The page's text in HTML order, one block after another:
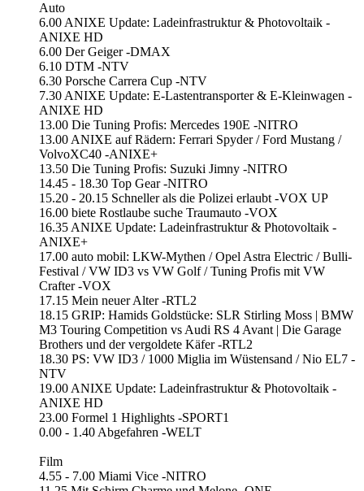
Auto
6.00 ANIXE Update: Ladeinfrastruktur & Photovoltaik -
ANIXE HD
6.00 Der Geiger -DMAX
6.10 DTM -NTV
6.30 Porsche Carrera Cup -NTV
7.30 ANIXE Update: E-Lastentransporter & E-Kleinwagen -
ANIXE HD
13.00 Die Tuning Profis: Mercedes 190E -NITRO
13.00 ANIXE auf Rädern: Ferrari Spyder / Ford Mustang /
VolvoXC40 -ANIXE+
13.50 Die Tuning Profis: Suzuki Jimny -NITRO
14.45 - 18.30 Top Gear -NITRO
15.20 - 20.15 Schneller als die Polizei erlaubt -VOX UP
16.00 biete Rostlaube suche Traumauto -VOX
16.35 ANIXE Update: Ladeinfrastruktur & Photovoltaik -
ANIXE+
17.00 auto mobil: LKW-Mythen / Opel Astra Electric / Bulli-
Festival / VW ID3 vs VW Golf / Tuning Profis mit VW
Crafter -VOX
17.15 Mein neuer Alter -RTL2
18.15 GRIP: Hamids Goldstücke: SLR Stirling Moss | BMW
M3 Touring Competition vs Audi RS 4 Avant | Die Garage
Brothers und der vergoldete Käfer -RTL2
18.30 PS: VW ID3 / 1000 Miglia im Wüstensand / Nio EL7 -
NTV
19.00 ANIXE Update: Ladeinfrastruktur & Photovoltaik -
ANIXE HD
23.00 Formel 1 Highlights -SPORT1
0.00 - 1.40 Abgefahren -WELT
Film
4.55 - 7.00 Miami Vice -NITRO